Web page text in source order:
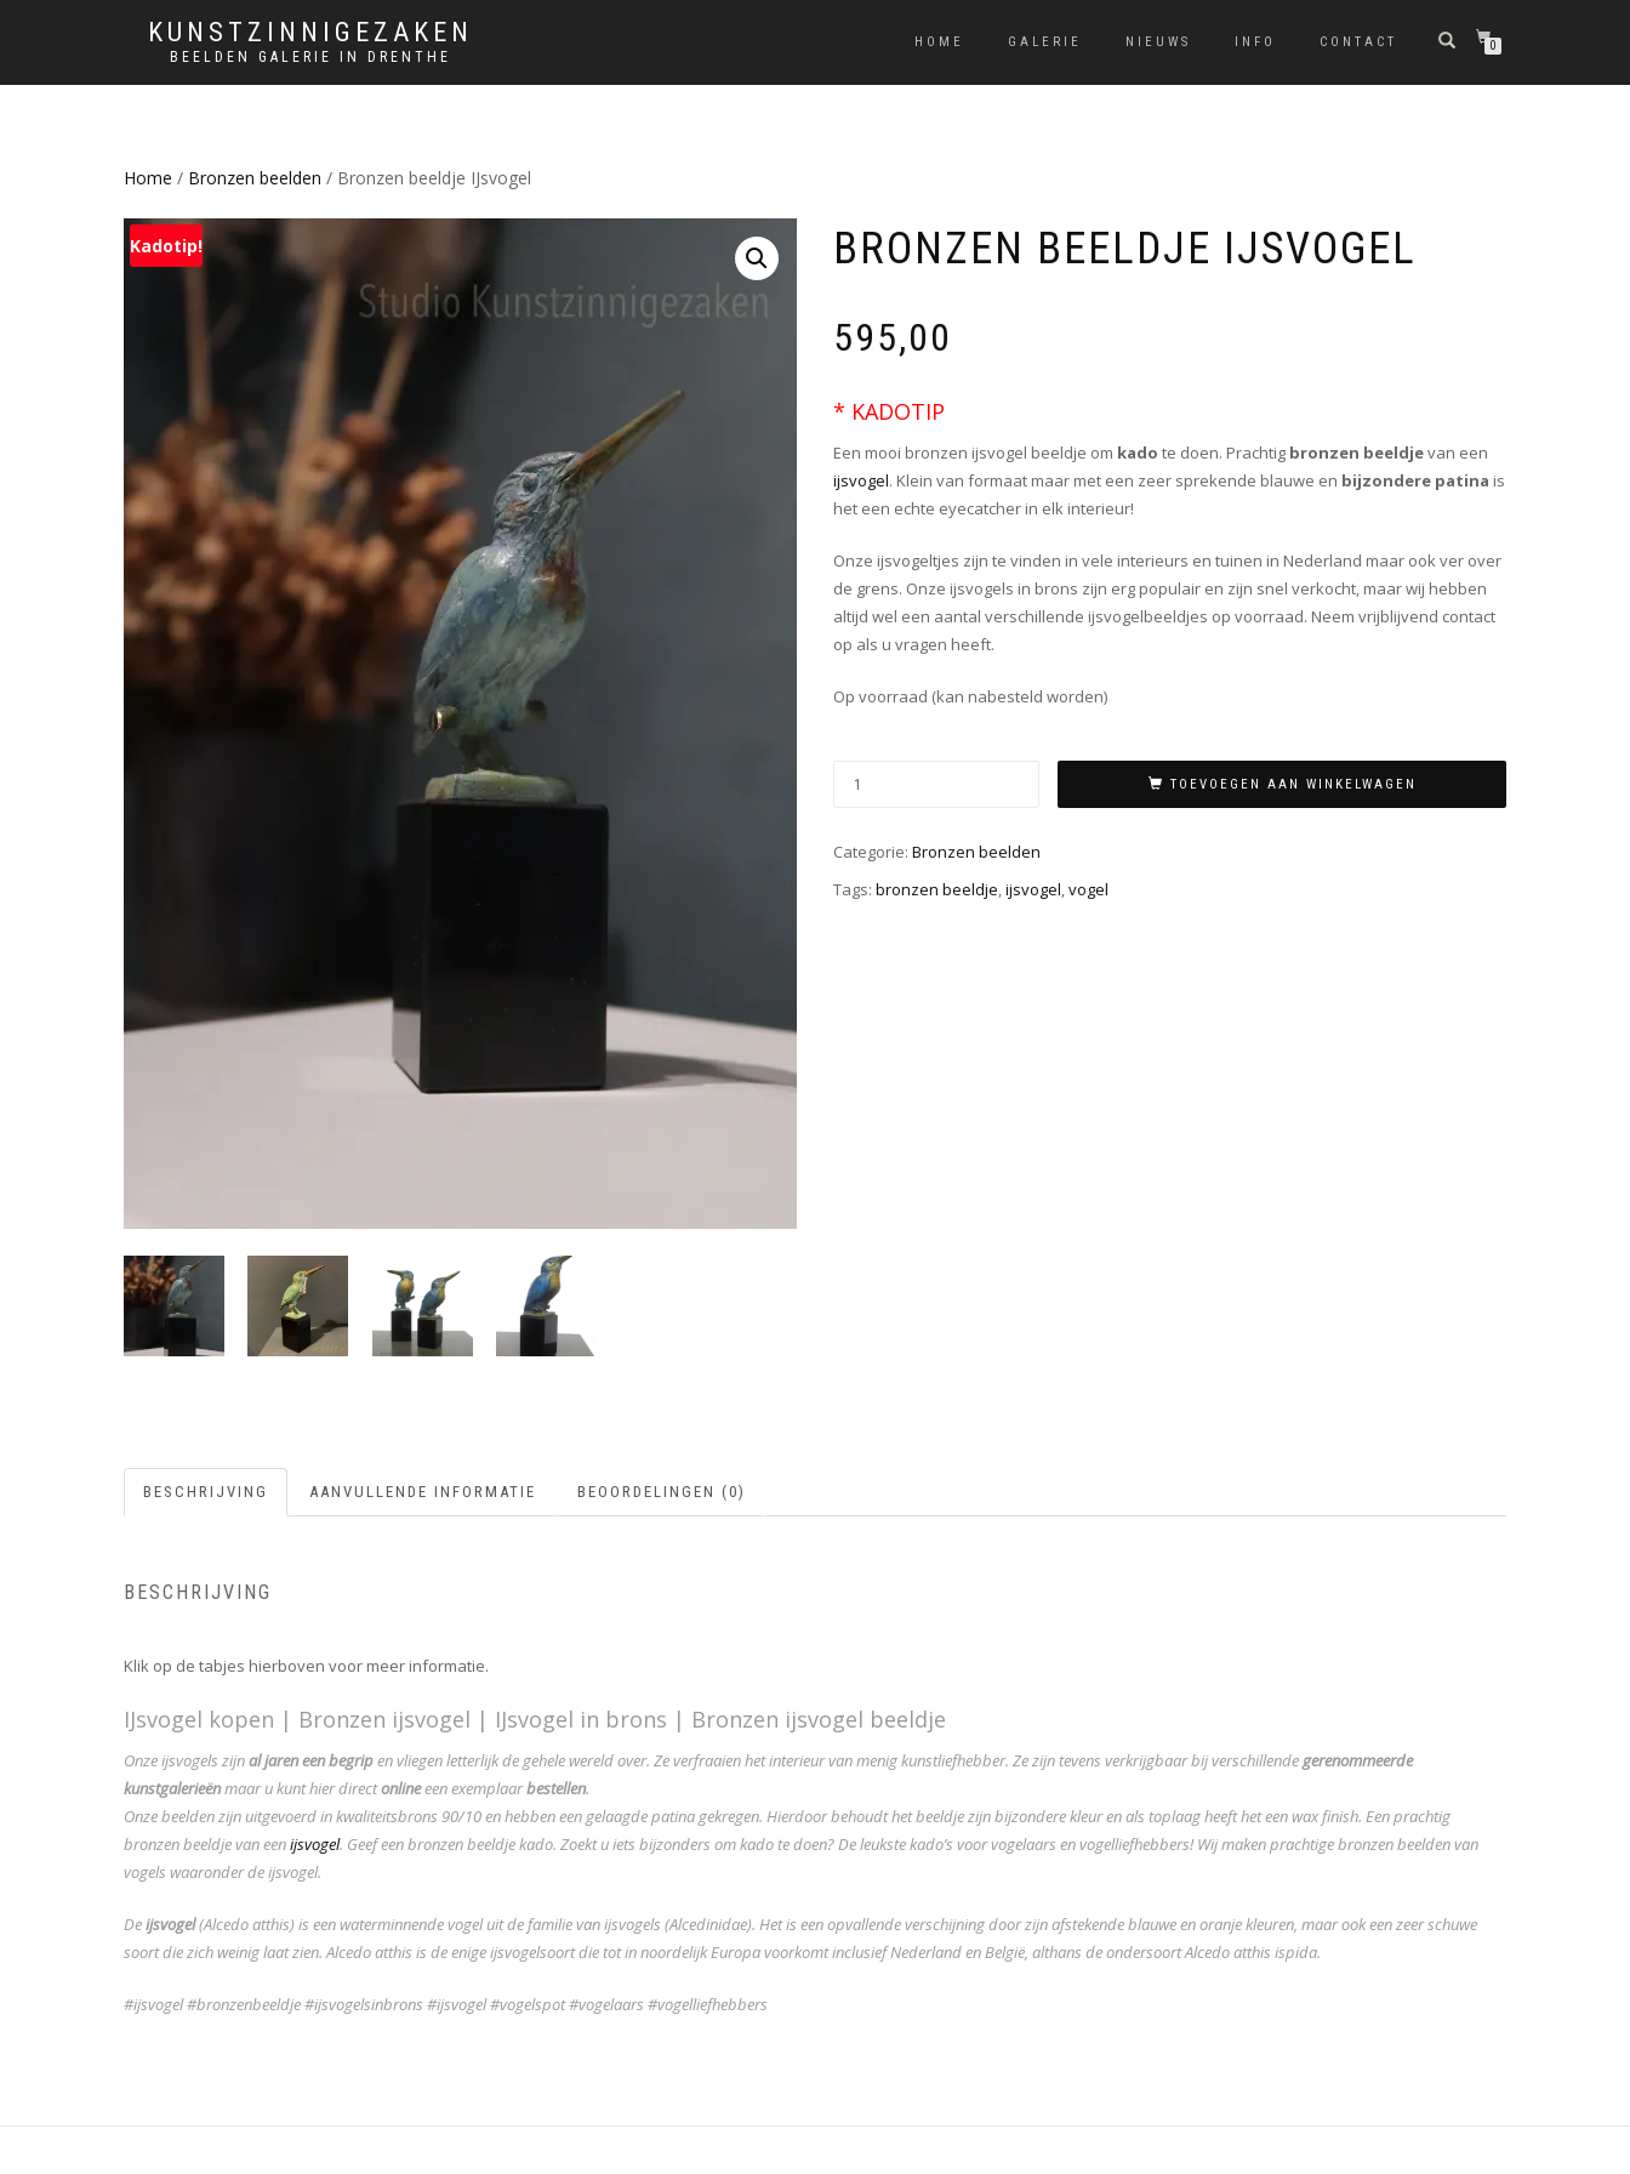
KUNSTZINNIGEZAKEN
BEELDEN GALERIE IN DRENTHE
HOME GALERIE NIEUWS INFO CONTACT 0
Home / Bronzen beelden / Bronzen beeldje IJsvogel
Kadotip! BRONZEN BEELDJE IJSVOGEL
595,00
* KADOTIP
Een mooi bronzen ijsvogel beeldje om kado te doen. Prachtig bronzen beeldjevan een
ijsvogel. Klein van formaat maar met een zeer sprekende blauwe en bijzondere patina is
het een echte eyecatcher in elk interieur!
Onze ijsvogeltjes zijn te vinden in vele interieurs en tuinen in Nederland maar ook ver over
de grens. Onze ijsvogels in brons zijn erg populair en zijn snel verkocht, maar wij hebben
altijd wel een aantal verschillende ijsvogelbeeldjes op voorraad. Neem vrijblijvend contact
op als u vragen heeft.
Op voorraad (kan nabesteld worden)
TOEVOEGEN AAN WINKELWAGEN
Categorie: Bronzen beelden
Tags: bronzen beeldje,ijsvogel,vogel
BESCHRIJVING AANVULLENDE INFORMATIE BEOORDELINGEN (0)
BESCHRIJVING
Klik op de tabjes hierboven voor meer informatie.
IJsvogel kopen | Bronzen ijsvogel | IJsvogel in brons | Bronzen ijsvogel beeldje
Onze ijsvogels zijnal jaren een begripen vliegen letterlijk de gehele wereld over. Ze verfraaien het interieur van menig kunstliefhebber. Ze zijn tevens verkrijgbaar bij verschillendegerenommeerde
kunstgalerieënmaar u kunt hier directonlineeen exemplaarbestellen.
Onze beelden zijn uitgevoerd in kwaliteitsbrons 90/10 en hebben een gelaagde patina gekregen. Hierdoor behoudt het beeldje zijn bijzondere kleur en als toplaag heeft het een wax finish. Een prachtig
bronzen beeldje van eenijsvogel. Geef een bronzen beeldje kado. Zoekt u iets bijzonders om kado te doen? De leukste kado’s voor vogelaars en vogelliefhebbers! Wij maken prachtige bronzen beelden van
vogels waaronder de ijsvogel.
Deijsvogel(Alcedo atthis) is een waterminnendevogeluit de familie vanijsvogels (Alcedinidae). Het is een opvallende verschijning door zijn afstekende blauwe en oranje kleuren, maar ook een zeer schuwe
soort die zich weinig laat zien. Alcedo atthis is de enige ijsvogelsoort die tot in noordelijk Europa voorkomt inclusief Nederland en België, althans de ondersoort Alcedo atthis ispida.
#ijsvogel #bronzenbeeldje #ijsvogelsinbrons #ijsvogel #vogelspot #vogelaars #vogelliefhebbers